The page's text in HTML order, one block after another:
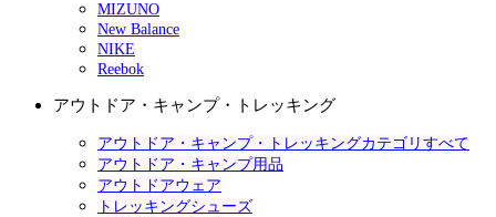
MIZUNO
New Balance
NIKE
Reebok
アウトドア・キャンプ・トレッキング
アウトドア・キャンプ・トレッキングカテゴリすべて
アウトドア・キャンプ用品
アウトドアウェア
トレッキングシューズ